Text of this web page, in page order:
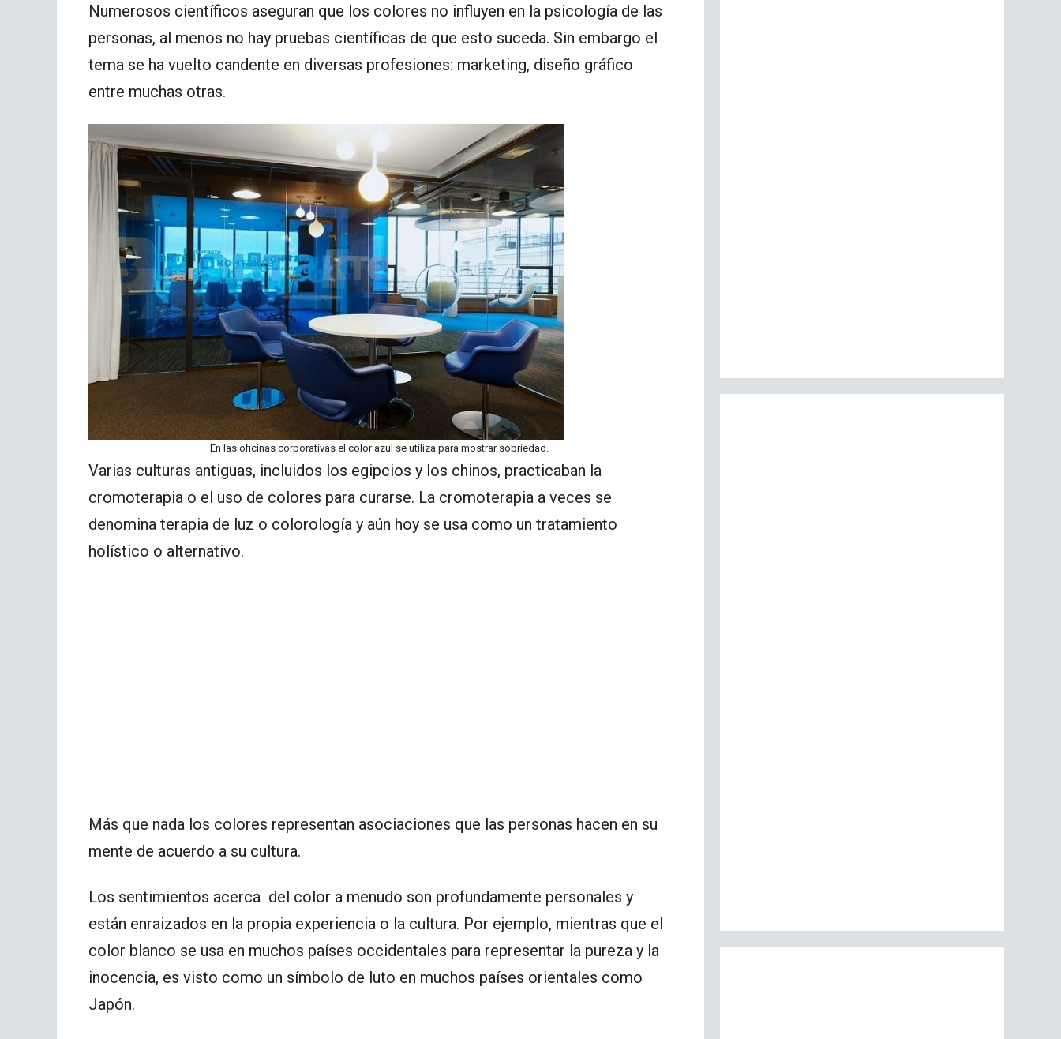
Numerosos científicos aseguran que los colores no influyen en la psicología de las
personas, al menos no hay pruebas científicas de que esto suceda. Sin embargo el
tema se ha vuelto candente en diversas profesiones: marketing, diseño gráfico
entre muchas otras.
En las oficinas corporativas el color azul se utiliza para mostrar sobriedad.
Varias culturas antiguas, incluidos los egipcios y los chinos, practicaban la
cromoterapia o el uso de colores para curarse. La cromoterapia a veces se
denomina terapia de luz o colorología y aún hoy se usa como un tratamiento
holístico o alternativo.
Más que nada los colores representan asociaciones que las personas hacen en su
mente de acuerdo a su cultura.
Los sentimientos acerca del color a menudo son profundamente personales y
están enraizados en la propia experiencia o la cultura. Por ejemplo, mientras que el
color blanco se usa en muchos países occidentales para representar la pureza y la
inocencia, es visto como un símbolo de luto en muchos países orientales como
Japón.